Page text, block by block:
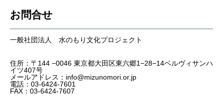
お問合せ
一般社団法人 水のもり文化プロジェクト
住所：〒144 −0046 東京都大田区東六郷1−28−14ベルヴィサンハ
イツ407号
メールアドレス：info@mizunomori.or.jp
電話：03-6424-7601
FAX：03-6424-7607